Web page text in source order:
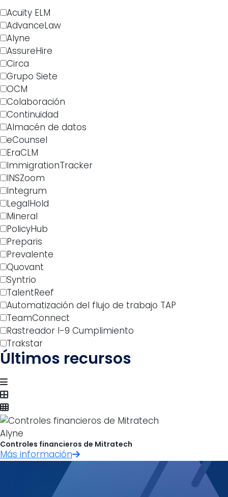
Acuity ELM
AdvanceLaw
Alyne
AssureHire
Circa
Grupo Siete
OCM
Colaboración
Continuidad
Almacén de datos
eCounsel
EraCLM
ImmigrationTracker
INSZoom
Integrum
LegalHold
Mineral
PolicyHub
Preparis
Prevalente
Quovant
Syntrio
TalentReef
Automatización del flujo de trabajo TAP
TeamConnect
Rastreador I-9 Cumplimiento
Trakstar
Últimos recursos
Alyne
Controles financieros de Mitratech
Más información